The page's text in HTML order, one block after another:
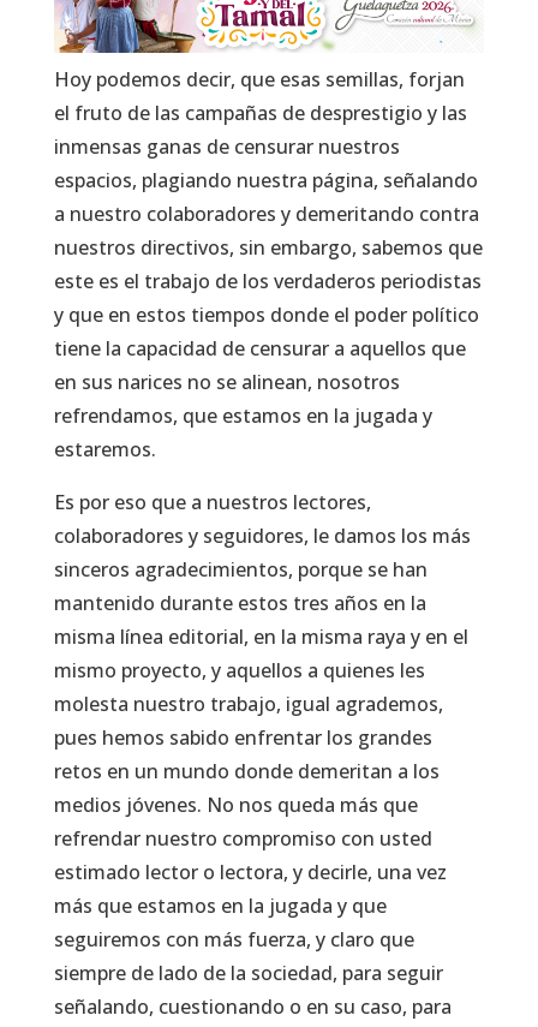
Hoy podemos decir, que esas semillas, forjan
el fruto de las campañas de desprestigio y las
inmensas ganas de censurar nuestros
espacios, plagiando nuestra página, señalando
a nuestro colaboradores y demeritando contra
nuestros directivos, sin embargo, sabemos que
este es el trabajo de los verdaderos periodistas
y que en estos tiempos donde el poder político
tiene la capacidad de censurar a aquellos que
en sus narices no se alinean, nosotros
refrendamos, que estamos en la jugada y
estaremos.
Es por eso que a nuestros lectores,
colaboradores y seguidores, le damos los más
sinceros agradecimientos, porque se han
mantenido durante estos tres años en la
misma línea editorial, en la misma raya y en el
mismo proyecto, y aquellos a quienes les
molesta nuestro trabajo, igual agrademos,
pues hemos sabido enfrentar los grandes
retos en un mundo donde demeritan a los
medios jóvenes. No nos queda más que
refrendar nuestro compromiso con usted
estimado lector o lectora, y decirle, una vez
más que estamos en la jugada y que
seguiremos con más fuerza, y claro que
siempre de lado de la sociedad, para seguir
señalando, cuestionando o en su caso, para